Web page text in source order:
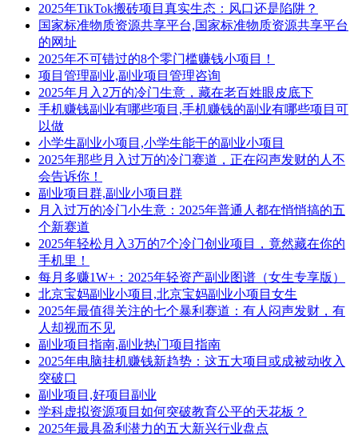
2025年TikTok搬砖项目真实生态：风口还是陷阱？
国家标准物质资源共享平台,国家标准物质资源共享平台
的网址
2025年不可错过的8个零门槛赚钱小项目！
项目管理副业,副业项目管理咨询
2025年月入2万的冷门生意，藏在老百姓眼皮底下
手机赚钱副业有哪些项目,手机赚钱的副业有哪些项目可
以做
小学生副业小项目,小学生能干的副业小项目
2025年那些月入过万的冷门赛道，正在闷声发财的人不
会告诉你！
副业项目群,副业小项目群
月入过万的冷门小生意：2025年普通人都在悄悄搞的五
个新赛道
2025年轻松月入3万的7个冷门创业项目，竟然藏在你的
手机里！
每月多赚1W+：2025年轻资产副业图谱（女生专享版）
北京宝妈副业小项目,北京宝妈副业小项目女生
2025年最值得关注的七个暴利赛道：有人闷声发财，有
人却视而不见
副业项目指南,副业热门项目指南
2025年电脑挂机赚钱新趋势：这五大项目或成被动收入
突破口
副业项目,好项目副业
学科虚拟资源项目如何突破教育公平的天花板？
2025年最具盈利潜力的五大新兴行业盘点